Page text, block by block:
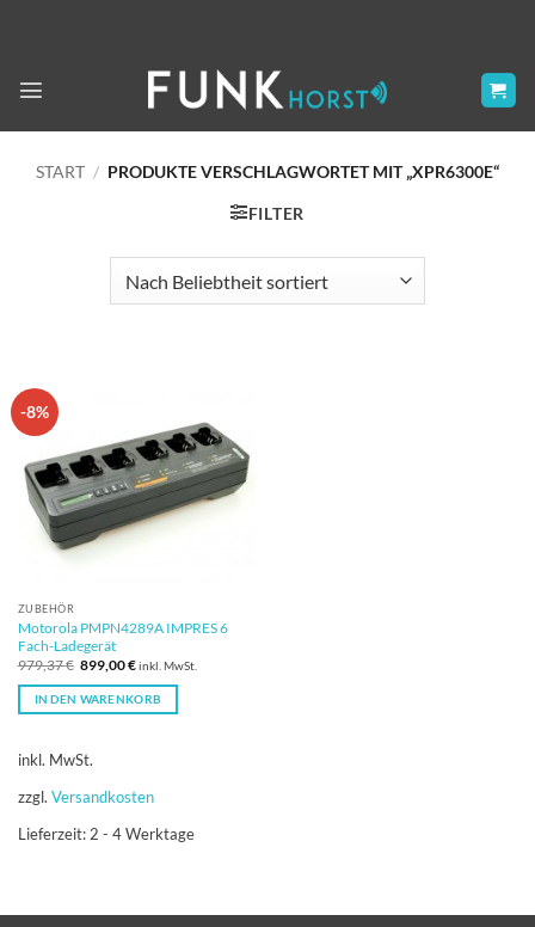
START / PRODUKTE VERSCHLAGWORTET MIT „XPR6300E“
FILTER
-8%
ZUBEHÖR
Motorola PMPN4289A IMPRES 6
Fach-Ladegerät
979,37€ Ursprünglicher
Preis
war:
979,37 €
899,00€Aktueller
ist:
899,00 €.
inkl. MwSt.
IN DEN WARENKORB
inkl. MwSt.
zzgl. Versandkosten
Lieferzeit:2 - 4 Werktage